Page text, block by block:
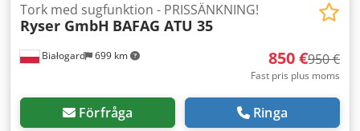
Białogard 699 km
Tork med sugfunktion - PRISSÄNKNING!
Ryser GmbH BAFAG ATU 35
850 €950 €
Fast pris plus moms
Förfråga Ringa